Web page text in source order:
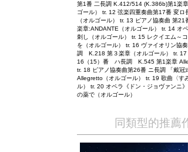
第1番 二長調 K.412/514 (K.386b)第1楽章
ゴール） tr. 12 弦楽四重奏曲第17番 変ロ
（オルゴール） tr. 13 ピアノ協奏曲 第21
楽章:ANDANTE（オルゴール） tr. 14 オ
刺し（オルゴール） tr. 15 レクイエム～コ
を（オルゴール） tr. 16 ヴァイオリン協
調 K.218 第３楽章（オルゴール） tr. 17
16（15）番 ハ長調 K.545 第1楽章
tr. 18 ピアノ協奏曲第26番 ニ長調 「戴冠
Allegretto（オルゴール） tr. 19 歌曲〈す
ル） tr. 20 オペラ《ドン・ジョヴァンニ》
の薬で（オルゴール）
同類型的推薦